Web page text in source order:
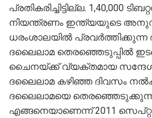
പ്രതികരിച്ചിട്ടില്ല. 1,40,000
നിയന്ത്രണം ഇന്ത്യയുടെ
ധരംശാലയിൽ
ദലൈലാമ തെരഞ്ഞെടുപ്പിൽ
ചൈനയ്ക്ക് വ്യക്തമായ
ദലൈലാമ കഴിഞ്ഞ ദിവസം
ദലൈലാമയെ
എങ്ങനെയാണെന്ന് 2011